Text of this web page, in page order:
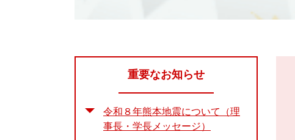
重要なお知らせ
令和８年熊本地震について（理
事長・学長メッセージ）